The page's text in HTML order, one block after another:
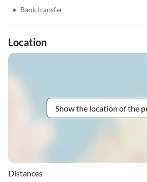
• Bank transfer
Location
Show the location of the
Distances